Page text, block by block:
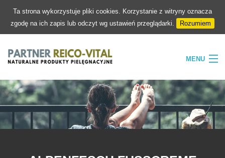
Ta strona wykorzystuje pliki cookies. Korzystanie z witryny oznacza
zgodę na ich zapis lub odczyt wg ustawień przeglądarki.
Rozumiem
MENU
HOME
FIRMA
NATURA